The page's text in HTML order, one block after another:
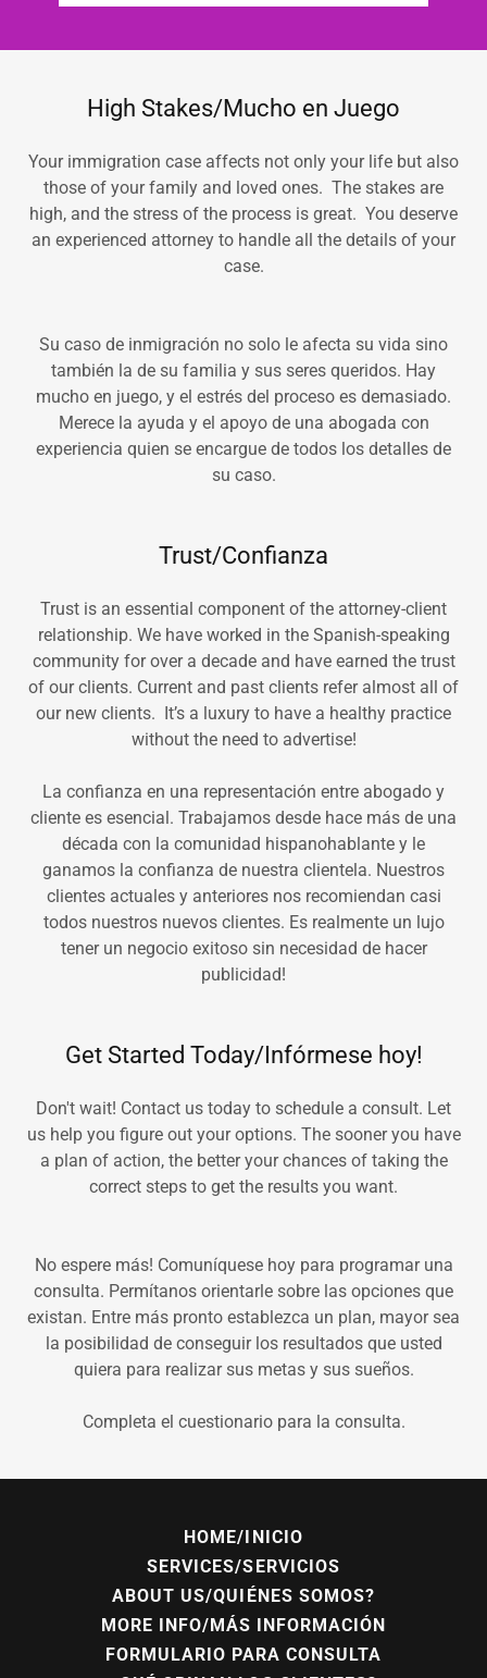
High Stakes/Mucho en Juego
Your immigration case affects not only your life but also
those of your family and loved ones. The stakes are
high, and the stress of the process is great. You deserve
an experienced attorney to handle all the details of your
case.
Su caso de inmigración no solo le afecta su vida sino
también la de su familia y sus seres queridos. Hay
mucho en juego, y el estrés del proceso es demasiado.
Merece la ayuda y el apoyo de una abogada con
experiencia quien se encargue de todos los detalles de
su caso.
Trust/Confianza
Trust is an essential component of the attorney-client
relationship. We have worked in the Spanish-speaking
community for over a decade and have earned the trust
of our clients. Current and past clients refer almost all of
our new clients. It’s a luxury to have a healthy practice
without the need to advertise!
La confianza en una representación entre abogado y
cliente es esencial. Trabajamos desde hace más de una
década con la comunidad hispanohablante y le
ganamos la confianza de nuestra clientela. Nuestros
clientes actuales y anteriores nos recomiendan casi
todos nuestros nuevos clientes. Es realmente un lujo
tener un negocio exitoso sin necesidad de hacer
publicidad!
Get Started Today/Infórmese hoy!
Don't wait! Contact us today to schedule a consult. Let
us help you figure out your options. The sooner you have
a plan of action, the better your chances of taking the
correct steps to get the results you want.
No espere más! Comuníquese hoy para programar una
consulta. Permítanos orientarle sobre las opciones que
existan. Entre más pronto establezca un plan, mayor sea
la posibilidad de conseguir los resultados que usted
quiera para realizar sus metas y sus sueños.
Completa el cuestionario para la consulta.
HOME/INICIO
SERVICES/SERVICIOS
ABOUT US/QUIÉNES SOMOS?
MORE INFO/MÁS INFORMACIÓN
FORMULARIO PARA CONSULTA